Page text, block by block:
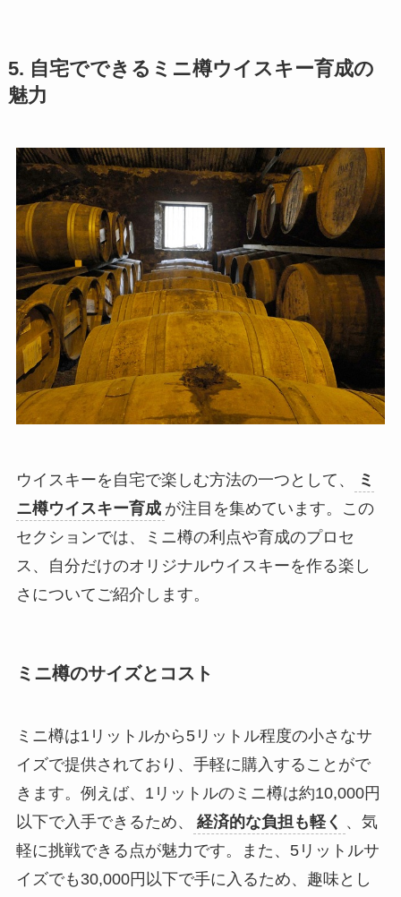
5. 自宅でできるミニ樽ウイスキー育成の
魅力
ウイスキーを自宅で楽しむ方法の一つとして、
ミ
ニ樽ウイスキー育成 が注目を集めています。この
セクションでは、ミニ樽の利点や育成のプロセ
ス、自分だけのオリジナルウイスキーを作る楽し
さについてご紹介します。
ミニ樽のサイズとコスト
ミニ樽は1リットルから5リットル程度の小さなサ
イズで提供されており、手軽に購入することがで
きます。例えば、1リットルのミニ樽は約10,000円
以下で入手できるため、
経済的な負担も軽く 、気
軽に挑戦できる点が魅力です。また、5リットルサ
イズでも30,000円以下で手に入るため、趣味とし